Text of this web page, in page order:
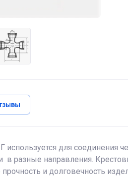
используется для соединения
в разные направления.
и долговечность